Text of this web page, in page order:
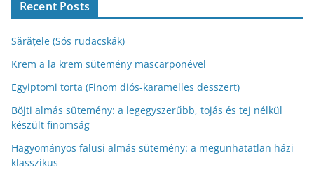
Recent Posts
Sărățele (Sós rudacskák)
Krem a la krem sütemény mascarponével
Egyiptomi torta (Finom diós-karamelles desszert)
Böjti almás sütemény: a legegyszerűbb, tojás és tej nélkül
készült finomság
Hagyományos falusi almás sütemény: a megunhatatlan házi
klasszikus